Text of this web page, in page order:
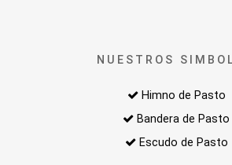
NUESTROS
Himno de Pasto
Bandera de Pasto
Escudo de Pasto